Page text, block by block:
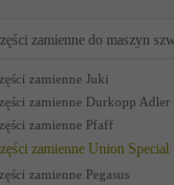
zamienne do maszyn
zamienne Juki
zamienne Durkopp Adler
zamienne Pfaff
zamienne Union Special
zamienne Pegasus